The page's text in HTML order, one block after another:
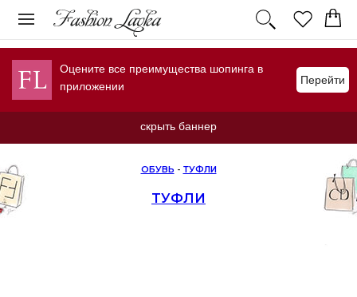
Оцените все преимущества шопинга в
приложении
Перейти
скрыть баннер
ОБУВЬ - ТУФЛИ
ТУФЛИ